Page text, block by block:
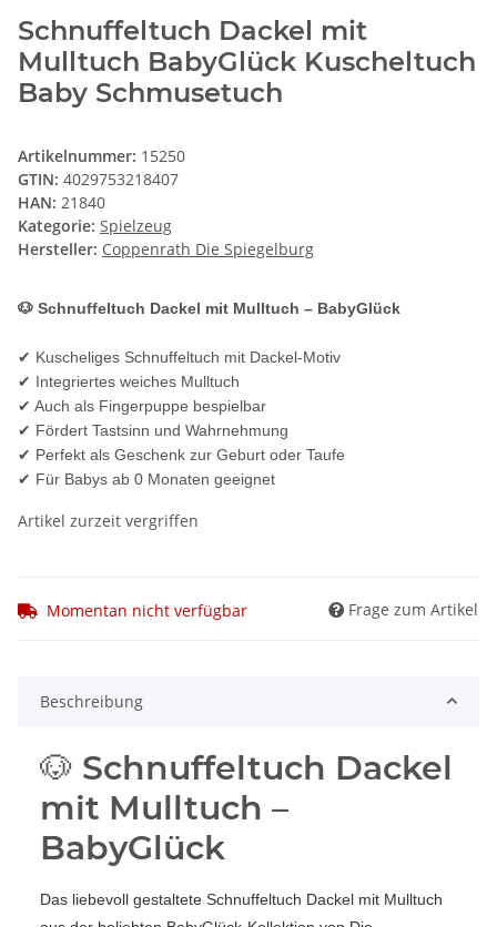
Schnuffeltuch Dackel mit
Mulltuch BabyGlück Kuscheltuch
Baby Schmusetuch
Artikelnummer: 15250
GTIN: 4029753218407
HAN: 21840
Kategorie: Spielzeug
Hersteller: Coppenrath Die Spiegelburg
🐶 Schnuffeltuch Dackel mit Mulltuch – BabyGlück
✔ Kuscheliges Schnuffeltuch mit Dackel-Motiv
✔ Integriertes weiches Mulltuch
✔ Auch als Fingerpuppe bespielbar
✔ Fördert Tastsinn und Wahrnehmung
✔ Perfekt als Geschenk zur Geburt oder Taufe
✔ Für Babys ab 0 Monaten geeignet
Artikel zurzeit vergriffen
Momentan nicht verfügbar Frage zum Artikel
Beschreibung
🐶 Schnuffeltuch Dackel
mit Mulltuch –
BabyGlück
Das liebevoll gestaltete Schnuffeltuch Dackel mit Mulltuch